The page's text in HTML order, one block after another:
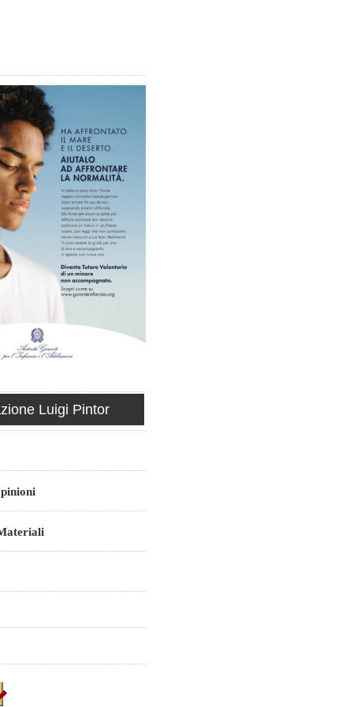
Luigi Pintor